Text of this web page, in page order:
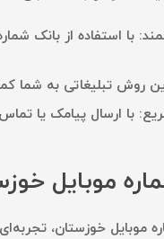
با استفاده از بانک
روش تبلیغاتی به شما
با ارسال پیامک یا
موبایل
موبایل خوزستان،